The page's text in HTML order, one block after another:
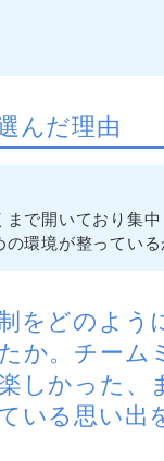
んだ理由
まで開いており集
の環境が整っている
をどのよう
か。チーム
しかった、
いる思い出